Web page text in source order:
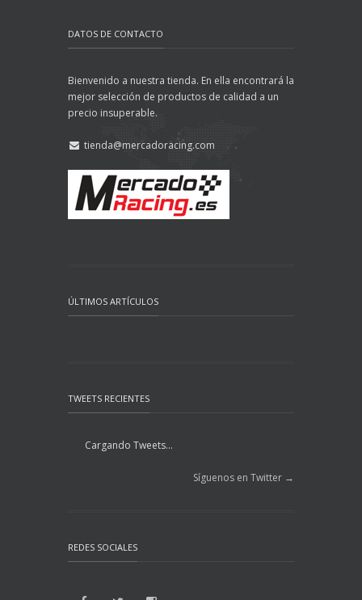
DATOS DE CONTACTO
Bienvenido a nuestra tienda. En ella encontrará la
mejor selección de productos de calidad a un
precio insuperable.
tienda@mercadoracing.com
ÚLTIMOS ARTÍCULOS
TWEETS RECIENTES
Cargando Tweets...
Síguenos en Twitter →
REDES SOCIALES